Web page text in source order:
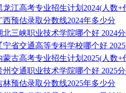
江高考专业招生计划2024(人数+
预估录取分数线2024年多少分
三峡职业技术学院哪个好 2024
省交通高等专科学校哪个好
古高考专业招生计划2025(人数+
交通职业技术学院哪个好 2025
预估录取分数线2025年多少分